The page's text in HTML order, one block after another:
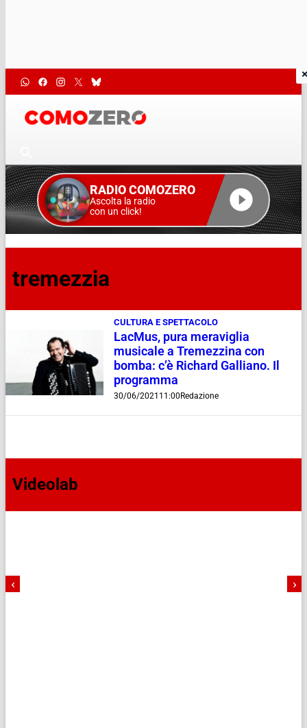
RADIO COMOZERO
Ascolta la radio
con un click!
tremezzia
CULTURA E SPETTACOLO
LacMus, pura meraviglia
musicale a Tremezzina con
bomba: c’è Richard Galliano. Il
programma
30/06/2021 11:00Redazione
Videolab
‹ ›